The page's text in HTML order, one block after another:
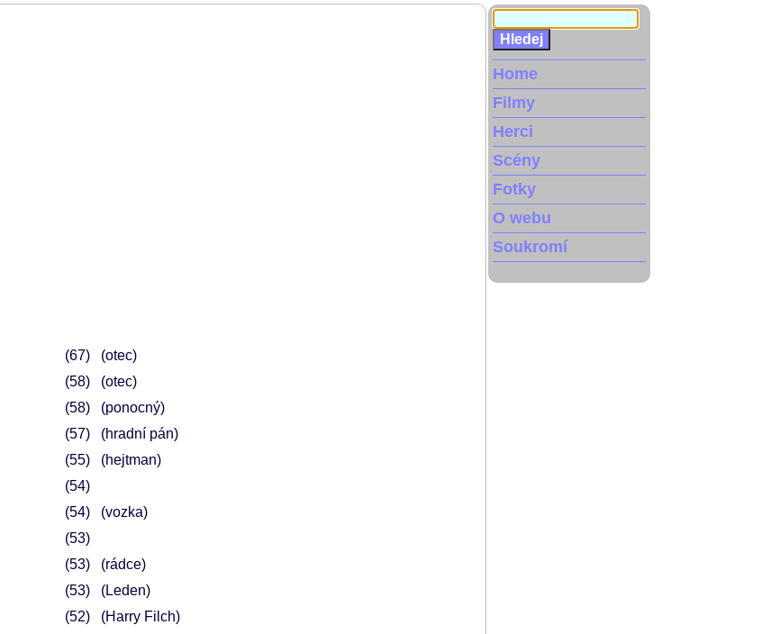
67
(otec)
58
(otec)
58
(ponocný)
57
(hradní pán)
55
(hejtman)
54
54
(vozka)
53
53
(rádce)
53
(Leden)
52
(Harry Filch)
Home
Filmy
Herci
Scény
Fotky
O webu
Soukromí